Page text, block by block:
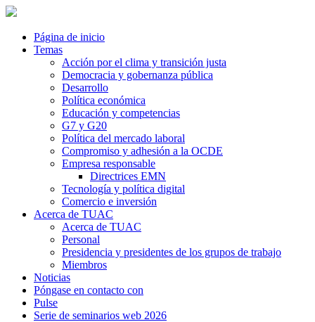
Página de inicio
Temas
Acción por el clima y transición justa
Democracia y gobernanza pública
Desarrollo
Política económica
Educación y competencias
G7 y G20
Política del mercado laboral
Compromiso y adhesión a la OCDE
Empresa responsable
Directrices EMN
Tecnología y política digital
Comercio e inversión
Acerca de TUAC
Acerca de TUAC
Personal
Presidencia y presidentes de los grupos de trabajo
Miembros
Noticias
Póngase en contacto con
Pulse
Serie de seminarios web 2026